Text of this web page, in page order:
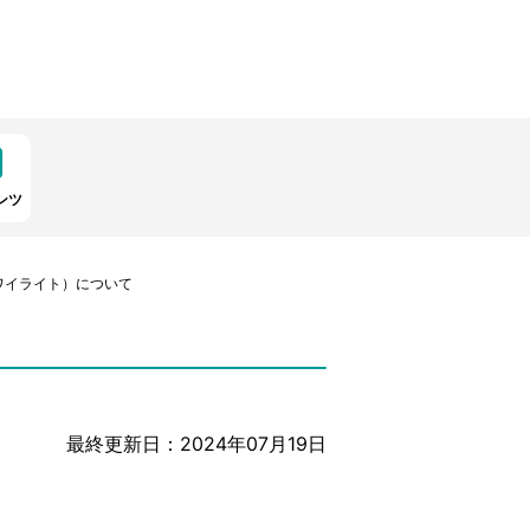
ツ
ライト）について
最終更新日：2024年07月19日